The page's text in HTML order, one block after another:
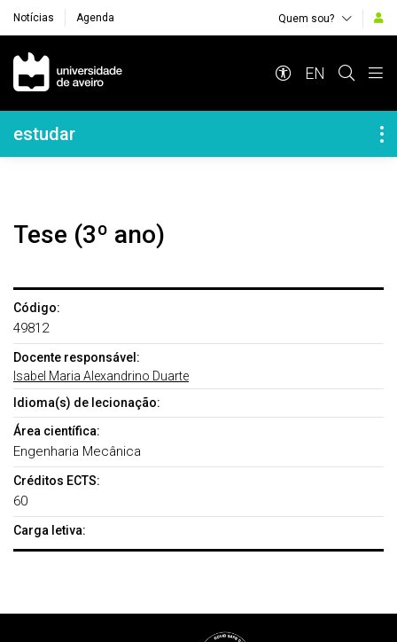
Notícias Agenda Quem sou?
Navegação Principal
EN
Navegação Lateral
estudar
Tese (3º ano)
Código:
49812
Docente responsável:
Isabel Maria Alexandrino Duarte
Idioma(s) de lecionação:
Área científica:
Engenharia Mecânica
Créditos ECTS:
60
Carga letiva: